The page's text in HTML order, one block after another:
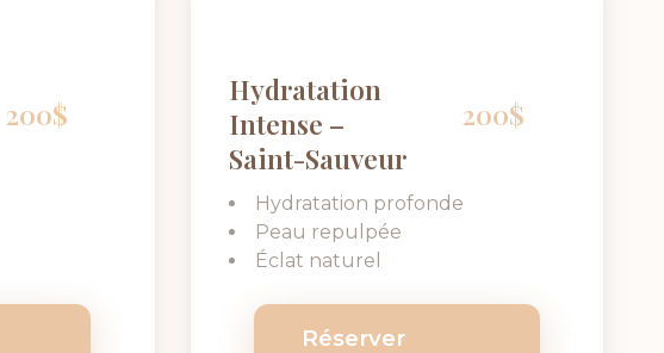
200$
Hydratation
Intense –
Saint-Sauveur
200$
Hydratation profonde
Peau repulpée
Éclat naturel
Réserver